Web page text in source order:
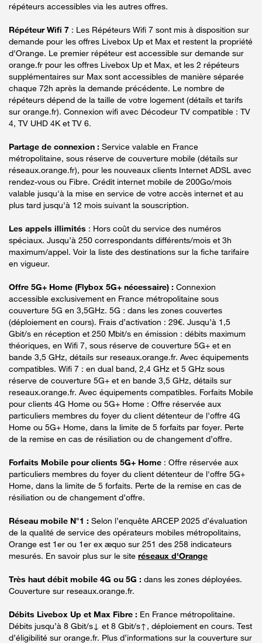
répéteurs accessibles via les autres offres.
Répéteur Wifi 7 : Les Répéteurs Wifi 7 sont mis à disposition sur
demande pour les offres Livebox Up et Max et restent la propriété
d'Orange. Le premier répéteur est accessible sur demande sur
orange.fr pour les offres Livebox Up et Max, et les 2 répéteurs
supplémentaires sur Max sont accessibles de manière séparée
chaque 72h après la demande précédente. Le nombre de
répéteurs dépend de la taille de votre logement (détails et tarifs
sur orange.fr). Connexion wifi avec Décodeur TV compatible : TV
4, TV UHD 4K et TV 6.
Partage de connexion : Service valable en France
métropolitaine, sous réserve de couverture mobile (détails sur
réseaux.orange.fr), pour les nouveaux clients Internet ADSL avec
rendez-vous ou Fibre. Crédit internet mobile de 200Go/mois
valable jusqu'à la mise en service de votre accès internet et au
plus tard jusqu'à 12 mois suivant la souscription.
Les appels illimités : Hors coût du service des numéros
spéciaux. Jusqu’à 250 correspondants différents/mois et 3h
maximum/appel. Voir la liste des destinations sur la fiche tarifaire
en vigueur.
Offre 5G+ Home (Flybox 5G+ nécessaire) : Connexion
accessible exclusivement en France métropolitaine sous
couverture 5G en 3,5GHz. 5G : dans les zones couvertes
(déploiement en cours). Frais d’activation : 29€. Jusqu’à 1,5
Gbit/s en réception et 250 Mbit/s en émission : débits maximum
théoriques, en Wifi 7, sous réserve de couverture 5G+ et en
bande 3,5 GHz, détails sur reseaux.orange.fr. Avec équipements
compatibles. Wifi 7 : en dual band, 2,4 GHz et 5 GHz sous
réserve de couverture 5G+ et en bande 3,5 GHz, détails sur
reseaux.orange.fr. Avec équipements compatibles. Forfaits Mobile
pour clients 4G Home ou 5G+ Home : Offre réservée aux
particuliers membres du foyer du client détenteur de l'offre 4G
Home ou 5G+ Home, dans la limite de 5 forfaits par foyer. Perte
de la remise en cas de résiliation ou de changement d’offre.
Forfaits Mobile pour clients 5G+ Home : Offre réservée aux
particuliers membres du foyer du client détenteur de l'offre 5G+
Home, dans la limite de 5 forfaits. Perte de la remise en cas de
résiliation ou de changement d’offre.
Réseau mobile N°1 : Selon l’enquête ARCEP 2025 d’évaluation
de la qualité de service des opérateurs mobiles métropolitains,
Orange est 1er ou 1er ex æquo sur 251 des 258 indicateurs
mesurés. En savoir plus sur le site réseaux d'Orange
Très haut débit mobile 4G ou 5G : dans les zones déployées.
Couverture sur reseaux.orange.fr.
Débits Livebox Up et Max Fibre : En France métropolitaine.
Débits jusqu’à 8 Gbit/s↓ et 8 Gbit/s↑, déploiement en cours. Test
d’éligibilité sur orange.fr. Plus d’informations sur la couverture sur